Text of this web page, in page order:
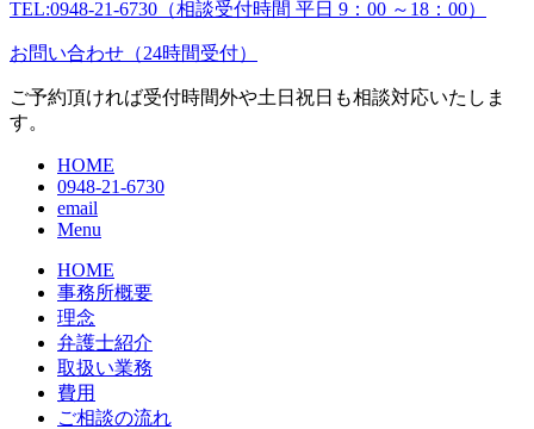
TEL:0948-21-6730（相談受付時間 平日 9：00 ～18：00）
お問い合わせ（24時間受付）
ご予約頂ければ受付時間外や土日祝日も相談対応いたしま
す。
HOME
0948-21-6730
email
Menu
HOME
事務所概要
理念
弁護士紹介
取扱い業務
費用
ご相談の流れ